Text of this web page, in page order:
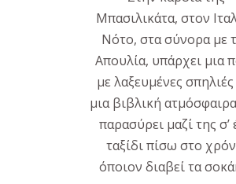
Μπασιλικάτα, στον
Νότο, στα σύνορα με
Απουλία, υπάρχει μια
με λαξευμένες σπηλιές
μια βιβλική
παρασύρει μαζί της σ’
ταξίδι πίσω στο
όποιον διαβεί τα